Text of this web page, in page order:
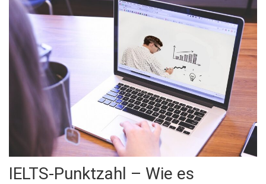
IELTS-Punktzahl – Wie es